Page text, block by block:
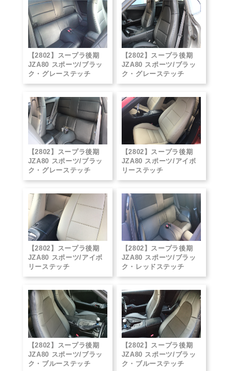
【2802】スープラ後期
JZA80 スポーツ/ブラッ
ク・グレーステッチ
【2802】スープラ後期
JZA80 スポーツ/ブラッ
ク・グレーステッチ
【2802】スープラ後期
JZA80 スポーツ/ブラッ
ク・グレーステッチ
【2802】スープラ後期
JZA80 スポーツ/アイボ
リーステッチ
【2802】スープラ後期
JZA80 スポーツ/アイボ
リーステッチ
【2802】スープラ後期
JZA80 スポーツ/ブラッ
ク・レッドステッチ
【2802】スープラ後期
JZA80 スポーツ/ブラッ
ク・ブルーステッチ
【2802】スープラ後期
JZA80 スポーツ/ブラッ
ク・ブルーステッチ